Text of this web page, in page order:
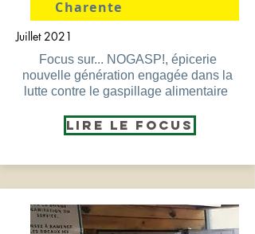
Charente
Juillet 2021
Focus sur... NOGASP!, épicerie
nouvelle génération engagée dans la
lutte contre le gaspillage alimentaire
Lire le Focus